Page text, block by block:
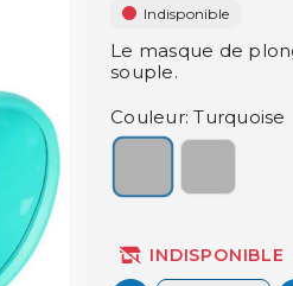
Indisponible
Le masque de
souple.
Couleur: Turquoise
Turquoise
Vert
INDISPONIBLE